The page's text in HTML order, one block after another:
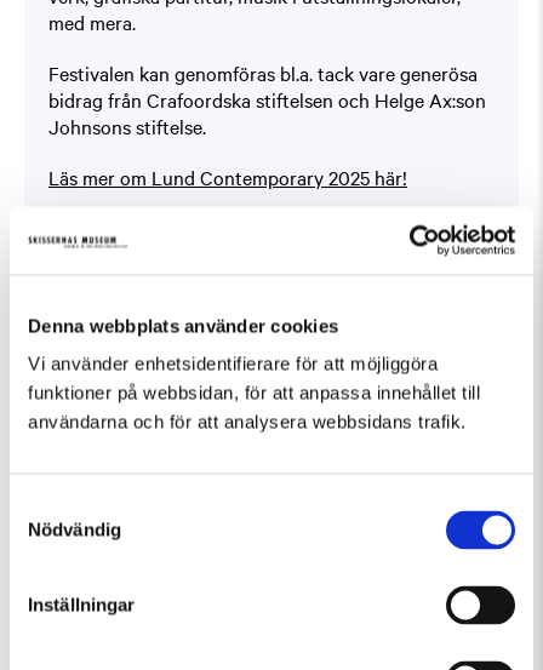
Denna webbplats använder cookies
Vi använder enhetsidentifierare för att möjliggöra
funktioner på webbsidan, för att anpassa innehållet till
användarna och för att analysera webbsidans trafik.
Nödvändig
Inställningar
med mera.
Festivalen kan genomföras bl.a. tack vare generösa
bidrag från Crafoordska stiftelsen och Helge Ax:son
Johnsons stiftelse.
Läs mer om Lund Contemporary 2025 här!
Fler evenemang som passar Musik, Övrigt